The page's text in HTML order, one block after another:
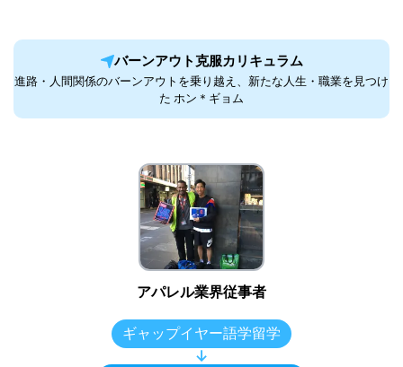
バーンアウト克服カリキュラム
進路・人間関係のバーンアウトを乗り越え、新たな人生・職業を見つけ
た ホン＊ギョム
アパレル業界従事者
ギャップイヤー語学留学
↓